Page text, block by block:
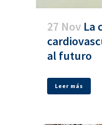
27 Nov La
al futuro
Leer más